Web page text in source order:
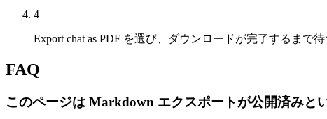
4
Export chat as PDF を選び、ダウンロードが完了するまで待
FAQ
このページは Markdown エクスポートが公開済みと